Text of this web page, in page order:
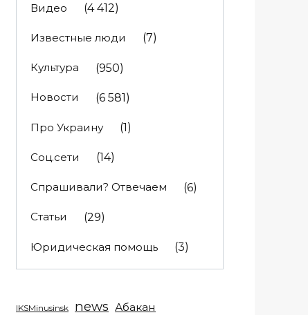
Видео
(4 412)
Известные люди (7)
Культура (950)
Новости (6 581)
Про Украину (1)
Соц.сети (14)
Спрашивали? Отвечаем (6)
Статьи (29)
Юридическая помощь (3)
IKSMinusinsk news Абакан